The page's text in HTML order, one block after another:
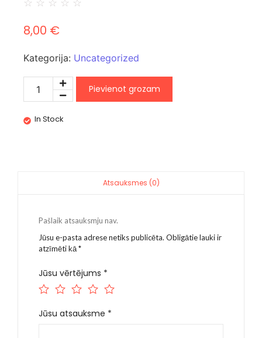
☆ ☆ ☆ ☆ ☆
8,00 €
Kategorija: Uncategorized
Pievienot grozam
In Stock
Atsauksmes (0)
Pašlaik atsauksmju nav.
Jūsu e-pasta adrese netiks publicēta. Obligātie lauki ir
atzīmēti kā*
Jūsu vērtējums *
Jūsu atsauksme *